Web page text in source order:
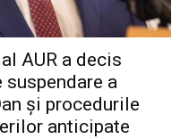
AUR a decis
a
și procedurile
anticipate